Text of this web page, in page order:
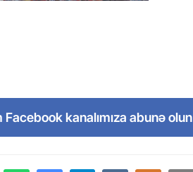
Facebook kanalımıza abunə olun